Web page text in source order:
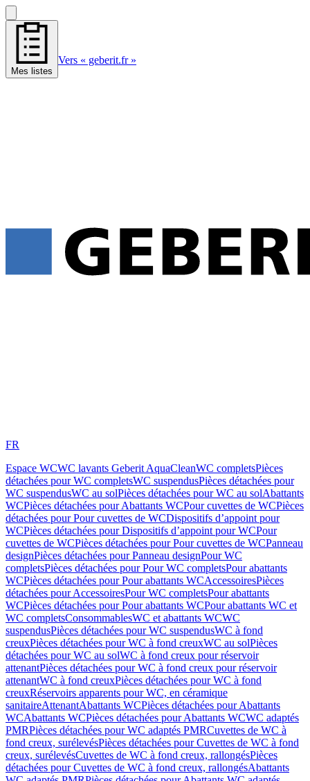
Mes listes
Vers « geberit.fr »
FR
Espace WCWC lavants Geberit AquaCleanWC completsPièces
détachées pour WC completsWC suspendusPièces détachées pour
WC suspendusWC au solPièces détachées pour WC au solAbattants
WCPièces détachées pour Abattants WCPour cuvettes de WCPièces
détachées pour Pour cuvettes de WCDispositifs d’appoint pour
WCPièces détachées pour Dispositifs d’appoint pour WCPour
cuvettes de WCPièces détachées pour Pour cuvettes de WCPanneau
designPièces détachées pour Panneau designPour WC
completsPièces détachées pour Pour WC completsPour abattants
WCPièces détachées pour Pour abattants WCAccessoiresPièces
détachées pour AccessoiresPour WC completsPour abattants
WCPièces détachées pour Pour abattants WCPour abattants WC et
WC completsConsommablesWC et abattants WCWC
suspendusPièces détachées pour WC suspendusWC à fond
creuxPièces détachées pour WC à fond creuxWC au solPièces
détachées pour WC au solWC à fond creux pour réservoir
attenantPièces détachées pour WC à fond creux pour réservoir
attenantWC à fond creuxPièces détachées pour WC à fond
creuxRéservoirs apparents pour WC, en céramique
sanitaireAttenantAbattants WCPièces détachées pour Abattants
WCAbattants WCPièces détachées pour Abattants WCWC adaptés
PMRPièces détachées pour WC adaptés PMRCuvettes de WC à
fond creux, surélevésPièces détachées pour Cuvettes de WC à fond
creux, surélevésCuvettes de WC à fond creux, rallongésPièces
détachées pour Cuvettes de WC à fond creux, rallongésAbattants